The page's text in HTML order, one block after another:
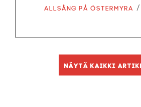
Allsång på Östermyra /
Näytä kaikki